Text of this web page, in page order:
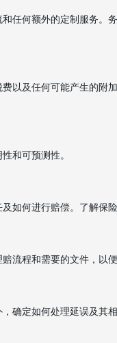
任何额外的定制服务。
以及任何可能产生的附
和可预测性。
如何进行赔偿。了解保
流程和需要的文件，以
确定如何处理延误及其相